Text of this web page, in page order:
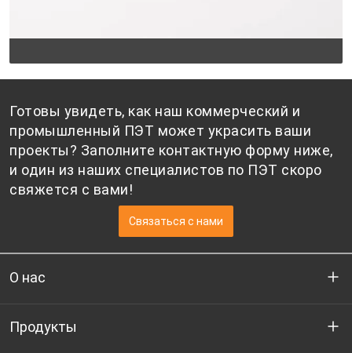
Готовы увидеть, как наш коммерческий и
промышленный ПЭТ может украсить ваши
проекты? Заполните контактную форму ниже,
и один из наших специалистов по ПЭТ скоро
свяжется с вами!
Связаться с нами
О нас
Кто мы
Продукты